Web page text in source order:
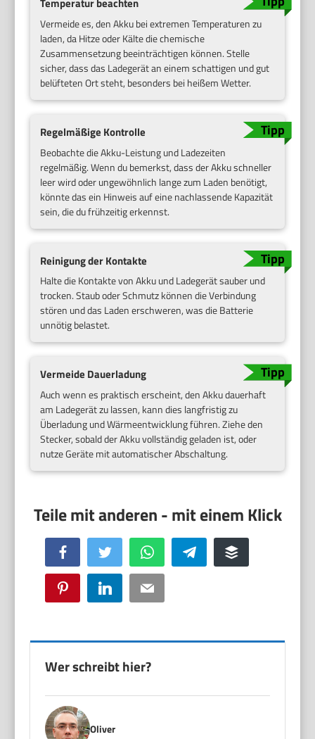
Temperatur beachten
Vermeide es, den Akku bei extremen Temperaturen zu
laden, da Hitze oder Kälte die chemische
Zusammensetzung beeinträchtigen können. Stelle
sicher, dass das Ladegerät an einem schattigen und gut
belüfteten Ort steht, besonders bei heißem Wetter.
Regelmäßige Kontrolle
Beobachte die Akku-Leistung und Ladezeiten
regelmäßig. Wenn du bemerkst, dass der Akku schneller
leer wird oder ungewöhnlich lange zum Laden benötigt,
könnte das ein Hinweis auf eine nachlassende Kapazität
sein, die du frühzeitig erkennst.
Reinigung der Kontakte
Halte die Kontakte von Akku und Ladegerät sauber und
trocken. Staub oder Schmutz können die Verbindung
stören und das Laden erschweren, was die Batterie
unnötig belastet.
Vermeide Dauerladung
Auch wenn es praktisch erscheint, den Akku dauerhaft
am Ladegerät zu lassen, kann dies langfristig zu
Überladung und Wärmeentwicklung führen. Ziehe den
Stecker, sobald der Akku vollständig geladen ist, oder
nutze Geräte mit automatischer Abschaltung.
Facebook Twitter WhatsApp Telegram Buffer
Pinterest LinkedIn Email
Wer schreibt hier?
Oliver